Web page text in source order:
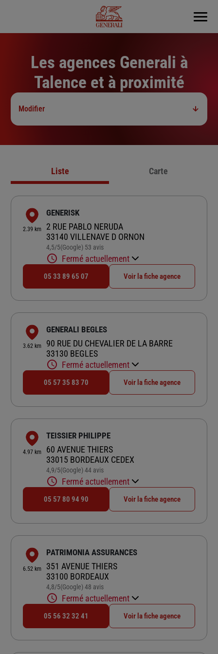
Menu
Les agences Generali à
Talence et à proximité
Modifier
Liste Carte
2.39 km
GENERISK
2 RUE PABLO NERUDA
33140 VILLENAVE D ORNON
4,5/5Note de 4.5 sur 5
(Google) 53 avis
Fermé actuellement
05 33 89 65 07 Voir la fiche agence
3.62 km
GENERALI BEGLES
90 RUE DU CHEVALIER DE LA BARRE
33130 BEGLES
Fermé actuellement
05 57 35 83 70 Voir la fiche agence
4.97 km
TEISSIER PHILIPPE
60 AVENUE THIERS
33015 BORDEAUX CEDEX
4,9/5Note de 4.9 sur 5
(Google) 44 avis
Fermé actuellement
05 57 80 94 90 Voir la fiche agence
6.52 km
PATRIMONIA ASSURANCES
351 AVENUE THIERS
33100 BORDEAUX
4,8/5Note de 4.8 sur 5
(Google) 48 avis
Fermé actuellement
05 56 32 32 41 Voir la fiche agence